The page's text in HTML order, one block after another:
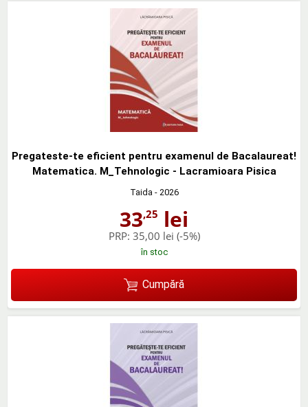
Pregateste-te eficient pentru examenul de Bacalaureat!
Matematica. M_Tehnologic - Lacramioara Pisica
Taida - 2026
33,25 lei
PRP: 35,00 lei (-5%)
în stoc
Cumpără